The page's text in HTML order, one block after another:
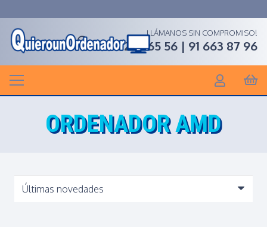
LLÁMANOS SIN COMPROMISO!
91 268 65 56 | 91 663 87 96
ORDENADOR AMD